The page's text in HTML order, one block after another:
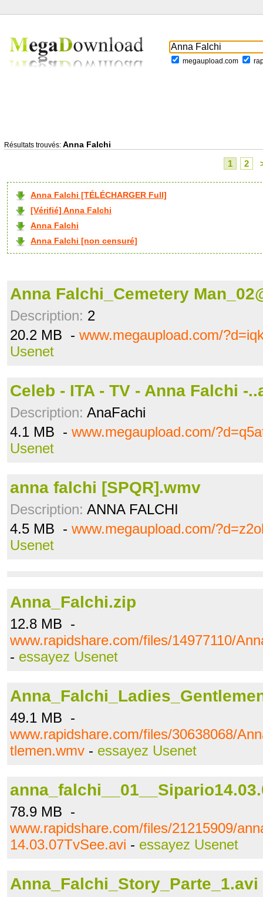
megaupload.com
Résultats trouvés: Anna Falchi
1 2
Anna Falchi [TÉLÉCHARGER Full]
[Vérifié] Anna Falchi
Anna Falchi
Anna Falchi [non censuré]
Anna Falchi_Cemetery
Description: 2
20.2 MB - www.megaupload.com/
Usenet
Celeb - ITA - TV - Anna Falchi -
Description: AnaFachi
4.1 MB - www.megaupload.com/
Usenet
anna falchi [SPQR].wmv
Description: ANNA FALCHI
4.5 MB - www.megaupload.com/
Usenet
Anna_Falchi.zip
12.8 MB -
www.rapidshare.com/files/14977110/
- essayez Usenet
49.1 MB -
www.rapidshare.com/files/30638068/
tlemen.wmv - essayez Usenet
78.9 MB -
www.rapidshare.com/files/21215909/
14.03.07TvSee.avi - essayez Usenet
Anna_Falchi_Story_Parte_1.avi